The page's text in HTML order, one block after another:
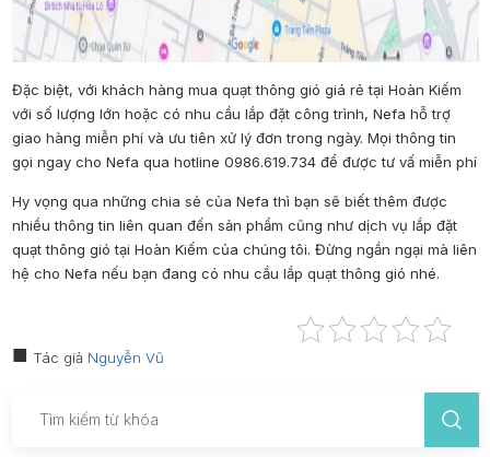
Đặc biệt, với khách hàng mua quạt thông gió giá rẻ tại Hoàn Kiếm
với số lượng lớn hoặc có nhu cầu lắp đặt công trình, Nefa hỗ trợ
giao hàng miễn phí và ưu tiên xử lý đơn trong ngày. Mọi thông tin
gọi ngay cho Nefa qua hotline 0986.619.734 để được tư vấ miễn phí
Hy vọng qua những chia sẻ của Nefa thì bạn sẽ biết thêm được
nhiều thông tin liên quan đến sản phẩm cũng như dịch vụ lắp đặt
quạt thông gió tại Hoàn Kiếm của chúng tôi. Đừng ngần ngại mà liên
hệ cho Nefa nếu bạn đang có nhu cầu lắp quạt thông gió nhé.
Tác giả Nguyễn Vũ